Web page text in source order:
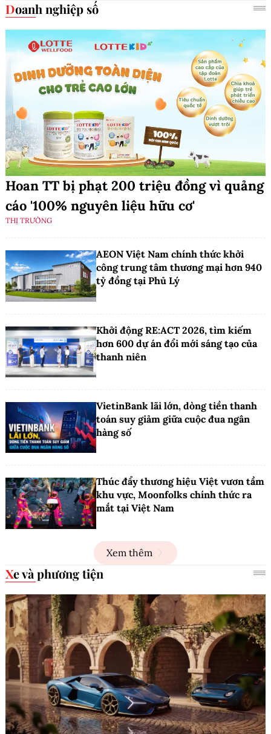
Doanh nghiệp số
Hoan TT bị phạt 200 triệu đồng vì quảng
cáo '100% nguyên liệu hữu cơ'
THỊ TRƯỜNG
AEON Việt Nam chính thức khởi
công trung tâm thương mại hơn 940
tỷ đồng tại Phủ Lý
Khởi động RE:ACT 2026, tìm kiếm
hơn 600 dự án đổi mới sáng tạo của
thanh niên
VietinBank lãi lớn, dòng tiền thanh
toán suy giảm giữa cuộc đua ngân
hàng số
Thúc đẩy thương hiệu Việt vươn tầm
khu vực, Moonfolks chính thức ra
mắt tại Việt Nam
Xem thêm
Xe và phương tiện